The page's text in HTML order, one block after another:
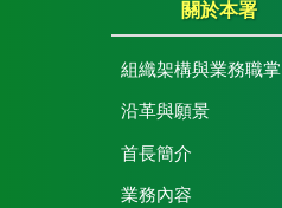
關於本署
組織架構與業務職掌
沿革與願景
首長簡介
業務內容